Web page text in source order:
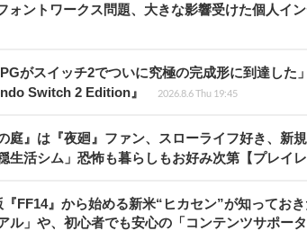
ォントワークス問題、大きな影響受けた個人イ
がスイッチ2でついに究極の完成形に到達し
Switch 2 Edition』
2026.8.6 Thu 19:45
庭』は『夜廻』ファン、スローライフ好き、新
生活シム」恐怖も暮らしもお好み次第【プレイレ
『FF14』から始める新米“ヒカセン”が知ってお
ル」や、初心者でも安心の「コンテンツサポー